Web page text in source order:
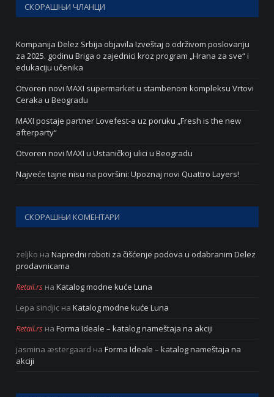
СКОРАШЊИ ЧЛАНЦИ
Kompanija Delez Srbija objavila Izveštaj o održivom poslovanju
za 2025. godinu Briga o zajednici kroz program „Hrana za sve“ i
edukaciju učenika
Otvoren novi MAXI supermarket u stambenom kompleksu Vrtovi
Ceraka u Beogradu
MAXI postaje partner Lovefest-a uz poruku „Fresh is the new
afterparty“
Otvoren novi MAXI u Ustaničkoj ulici u Beogradu
Najveće tajne nisu na površini: Upoznaj novi Quattro Layers!
СКОРАШЊИ КОМЕНТАРИ
zeljko на Napredni roboti za čišćenje podova u odabranim Delez
prodavnicama
Retail.rs на Katalog modne kuće Luna
Lepa sindjic на Katalog modne kuće Luna
Retail.rs на Forma Ideale – katalog nameštaja na akciji
jasmina æstergaard на Forma Ideale – katalog nameštaja na
akciji